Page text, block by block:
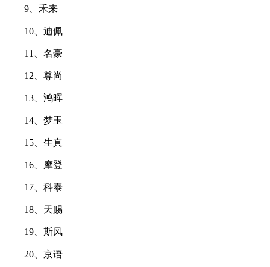
9、禾来
10、迪佩
11、名豪
12、尊尚
13、鸿晖
14、梦玉
15、生真
16、摩登
17、科泰
18、天赐
19、斯风
20、京语